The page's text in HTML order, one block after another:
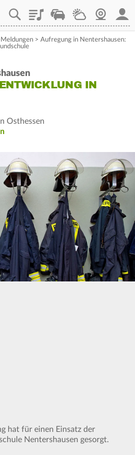
PlaylistStaupilotWetterWebcam
> Aufregung in Nentershausen:
IN
Osthessen
hat für einen Einsatz der
Nentershausen gesorgt.